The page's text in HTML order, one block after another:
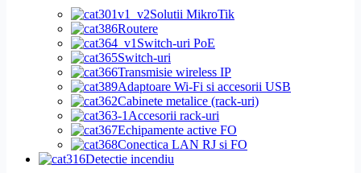
Solutii MikroTik
Routere
Switch-uri PoE
Switch-uri
Transmisie wireless IP
Adaptoare Wi-Fi si accesorii USB
Cabinete metalice (rack-uri)
Accesorii rack-uri
Echipamente active FO
Conectica LAN RJ si FO
Detectie incendiu